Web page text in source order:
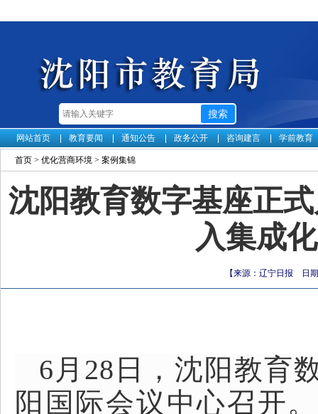
网站首页 教育要闻 通知公告 政务公开 咨询建言 学前教育
首页 > 优化营商环境 > 案例集锦
沈阳教育数字基座正
入集成
【来源：辽宁日报 日
6月28日，沈阳教育
阳国际会议中心召开